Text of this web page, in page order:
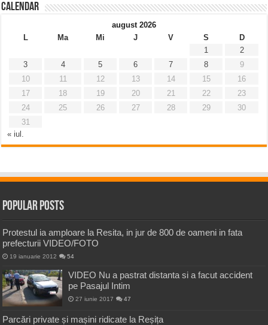
Calendar
august 2026
L
Ma Mi J V S
D
1
2
3
4 5 6 7 8
9
10
11 12 13 14 15
16
17
18 19 20 21 22
23
24
25 26 27 28 29
30
31
« iul.
Popular Posts
Protestul ia amploare la Resita, in jur de 800 de oameni in fata
prefecturii VIDEO/FOTO
19 ianuarie 2012 54
VIDEO Nu a pastrat distanta si a facut accident
pe Pasajul Intim
27 iunie 2017 47
Parcări private și mașini ridicate la Reșița